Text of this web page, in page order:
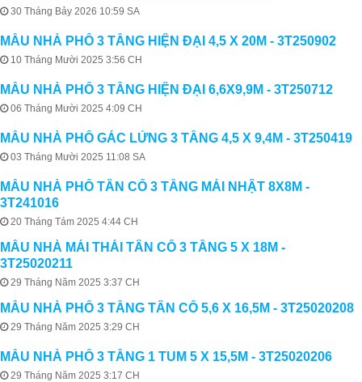
30 Tháng Bảy 2026 10:59 SA
MẪU NHÀ PHỐ 3 TẦNG HIỆN ĐẠI 4,5 X 20M - 3T250902
10 Tháng Mười 2025 3:56 CH
MẪU NHÀ PHỐ 3 TẦNG HIỆN ĐẠI 6,6X9,9M - 3T250712
06 Tháng Mười 2025 4:09 CH
MẪU NHÀ PHỐ GÁC LỬNG 3 TẦNG 4,5 X 9,4M - 3T250419
03 Tháng Mười 2025 11:08 SA
MẪU NHÀ PHỐ TÂN CỔ 3 TẦNG MÁI NHẬT 8X8M -
3T241016
20 Tháng Tám 2025 4:44 CH
MẪU NHÀ MÁI THÁI TÂN CỔ 3 TẦNG 5 X 18M -
3T25020211
29 Tháng Năm 2025 3:37 CH
MẪU NHÀ PHỐ 3 TẦNG TÂN CỔ 5,6 X 16,5M - 3T25020208
29 Tháng Năm 2025 3:29 CH
MẪU NHÀ PHỐ 3 TẦNG 1 TUM 5 X 15,5M - 3T25020206
29 Tháng Năm 2025 3:17 CH